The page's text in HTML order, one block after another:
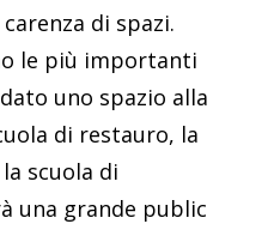
di spazi.
le più importanti
uno spazio alla
di restauro, la
scuola di
una grande public